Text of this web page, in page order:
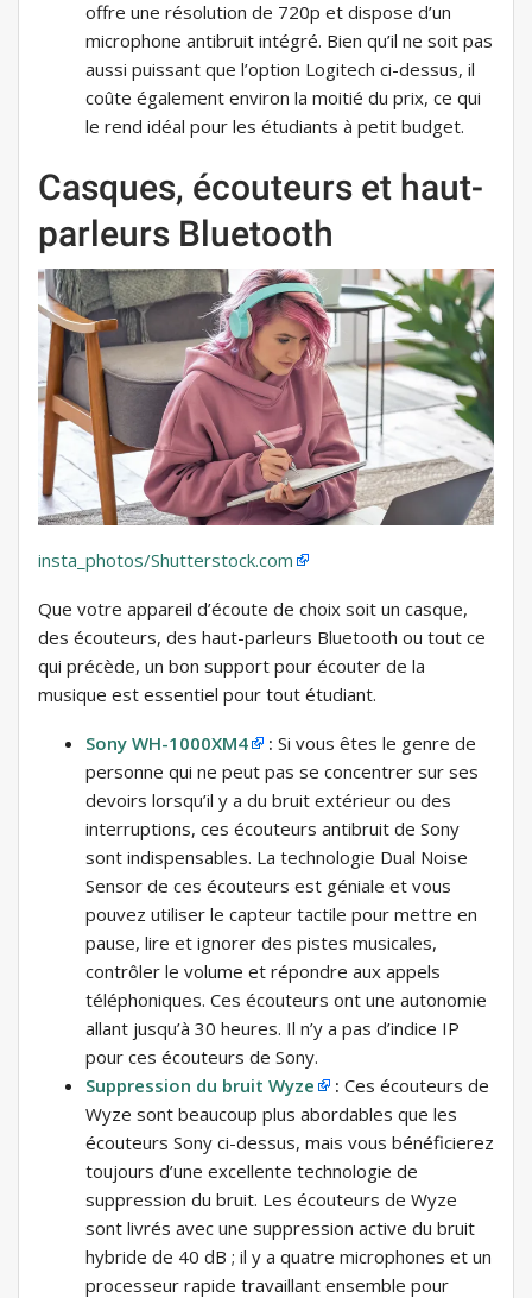
offre une résolution de 720p et dispose d’un
microphone antibruit intégré. Bien qu’il ne soit pas
aussi puissant que l’option Logitech ci-dessus, il
coûte également environ la moitié du prix, ce qui
le rend idéal pour les étudiants à petit budget.
Casques, écouteurs et haut-
parleurs Bluetooth
insta_photos/Shutterstock.com
Que votre appareil d’écoute de choix soit un casque,
des écouteurs, des haut-parleurs Bluetooth ou tout ce
qui précède, un bon support pour écouter de la
musique est essentiel pour tout étudiant.
Sony WH-1000XM4 : Si vous êtes le genre de
personne qui ne peut pas se concentrer sur ses
devoirs lorsqu’il y a du bruit extérieur ou des
interruptions, ces écouteurs antibruit de Sony
sont indispensables. La technologie Dual Noise
Sensor de ces écouteurs est géniale et vous
pouvez utiliser le capteur tactile pour mettre en
pause, lire et ignorer des pistes musicales,
contrôler le volume et répondre aux appels
téléphoniques. Ces écouteurs ont une autonomie
allant jusqu’à 30 heures. Il n’y a pas d’indice IP
pour ces écouteurs de Sony.
Suppression du bruit Wyze
: Ces écouteurs de
Wyze sont beaucoup plus abordables que les
écouteurs Sony ci-dessus, mais vous bénéficierez
toujours d’une excellente technologie de
suppression du bruit. Les écouteurs de Wyze
sont livrés avec une suppression active du bruit
hybride de 40 dB ; il y a quatre microphones et un
processeur rapide travaillant ensemble pour